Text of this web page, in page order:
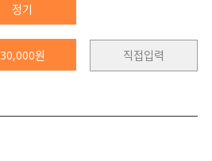
정기
30,000원